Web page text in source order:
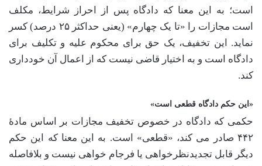
است؛ به این معنا که دادگاه پس از احراز شرایط، مکلف
است مجازات را «تا یک چهارم» (یعنی حداکثر ۲۵ درصد) کسر
نماید. این تخفیف، یک حق برای محکوم علیه و تکلیف برای
دادگاه است و به اختیار قاضی نیست که از اعمال آن خودداری
کند.
«این حکم دادگاه قطعی است»
حکمی که دادگاه در خصوص تخفیف مجازات بر اساس مادۀ
۴۴۲ صادر می کند، «قطعی» است. به این معنا که این حکم
دیگر قابل تجدیدنظرخواهی یا فرجام خواهی نیست و بلافاصله